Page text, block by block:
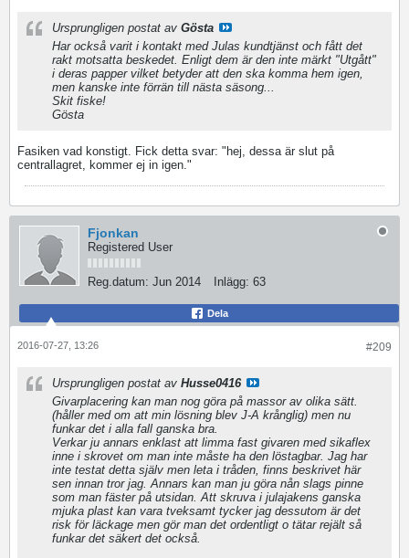
Ursprungligen postat av Gösta
Har också varit i kontakt med Julas kundtjänst och fått det
rakt motsatta beskedet. Enligt dem är den inte märkt "Utgått"
i deras papper vilket betyder att den ska komma hem igen,
men kanske inte förrän till nästa säsong...
Skit fiske!
Gösta
Fasiken vad konstigt. Fick detta svar: "hej, dessa är slut på
centrallagret, kommer ej in igen."
Fjonkan
Registered User
Reg.datum: Jun 2014 Inlägg: 63
Dela
#209
2016-07-27, 13:26
Ursprungligen postat av Husse0416
Givarplacering kan man nog göra på massor av olika sätt.
(håller med om att min lösning blev J-A krånglig) men nu
funkar det i alla fall ganska bra.
Verkar ju annars enklast att limma fast givaren med sikaflex
inne i skrovet om man inte måste ha den löstagbar. Jag har
inte testat detta själv men leta i tråden, finns beskrivet här
sen innan tror jag. Annars kan man ju göra nån slags pinne
som man fäster på utsidan. Att skruva i julajakens ganska
mjuka plast kan vara tveksamt tycker jag dessutom är det
risk för läckage men gör man det ordentligt o tätar rejält så
funkar det säkert det också.